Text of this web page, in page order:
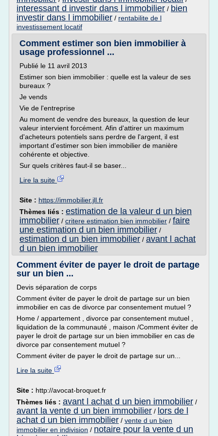
interessant d investir dans l immobilier / bien
investir dans l immobilier / rentabilite de l
investissement locatif
Comment estimer son bien immobilier à
usage professionnel ...
Publié le 11 avril 2013
Estimer son bien immobilier : quelle est la valeur de ses
bureaux ?
Je vends
Vie de l'entreprise
Au moment de vendre des bureaux, la question de leur
valeur intervient forcément. Afin d'attirer un maximum
d'acheteurs potentiels sans perdre de l'argent, il est
important d'estimer son bien immobilier de manière
cohérente et objective.
Sur quels critères faut-il se baser...
Lire la suite
Site : https://immobilier.jll.fr
Thèmes liés : estimation de la valeur d un bien
immobilier / critere estimation bien immobilier / faire
une estimation d un bien immobilier /
estimation d un bien immobilier / avant l achat
d un bien immobilier
Comment éviter de payer le droit de partage
sur un bien ...
Devis séparation de corps
Comment éviter de payer le droit de partage sur un bien
immobilier en cas de divorce par consentement mutuel ?
Home / appartement , divorce par consentement mutuel ,
liquidation de la communauté , maison /Comment éviter de
payer le droit de partage sur un bien immobilier en cas de
divorce par consentement mutuel ?
Comment éviter de payer le droit de partage sur un...
Lire la suite
Site : http://avocat-broquet.fr
Thèmes liés : avant l achat d un bien immobilier /
avant la vente d un bien immobilier / lors de l
achat d un bien immobilier / vente d un bien
immobilier en indivision / notaire pour la vente d un